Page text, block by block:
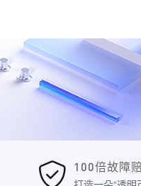
100倍故障